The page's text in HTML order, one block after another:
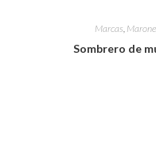
Marcas, Marone
Sombrero de